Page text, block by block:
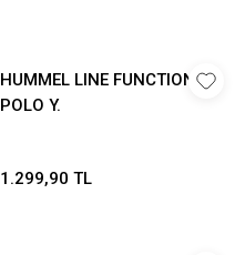
HUMMEL LINE FUNCTIONAL
POLO Y.
1.299,90 TL